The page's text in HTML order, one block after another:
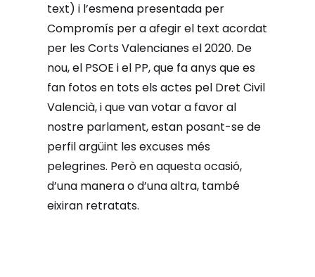
text) i l’esmena presentada per
Compromís per a afegir el text acordat
per les Corts Valencianes el 2020. De
nou, el PSOE i el PP, que fa anys que es
fan fotos en tots els actes pel Dret Civil
Valencià, i que van votar a favor al
nostre parlament, estan posant-se de
perfil argüint les excuses més
pelegrines. Però en aquesta ocasió,
d’una manera o d’una altra, també
eixiran retratats.